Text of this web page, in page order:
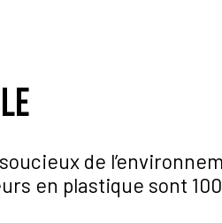
de
en plastique sont